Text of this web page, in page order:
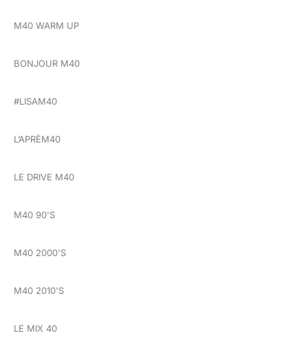
M40 WARM UP
BONJOUR M40
#LISAM40
L’APRÈM40
LE DRIVE M40
M40 90'S
M40 2000'S
M40 2010'S
LE MIX 40